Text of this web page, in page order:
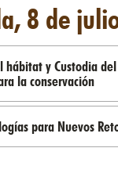
8 de
hábitat y Custodia
la conservación
para Nuevos